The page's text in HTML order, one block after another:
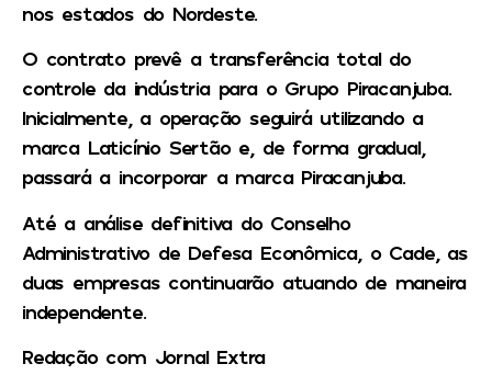
nos estados do Nordeste.
O contrato prevê a transferência total do
controle da indústria para o Grupo Piracanjuba.
Inicialmente, a operação seguirá utilizando a
marca Laticínio Sertão e, de forma gradual,
passará a incorporar a marca Piracanjuba.
Até a análise definitiva do Conselho
Administrativo de Defesa Econômica, o Cade, as
duas empresas continuarão atuando de maneira
independente.
Redação com Jornal Extra